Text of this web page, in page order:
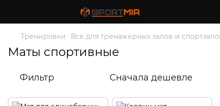
Тренировки Все для тренажерных залов и
Маты спортивные
Фильтр Сначала дешевле